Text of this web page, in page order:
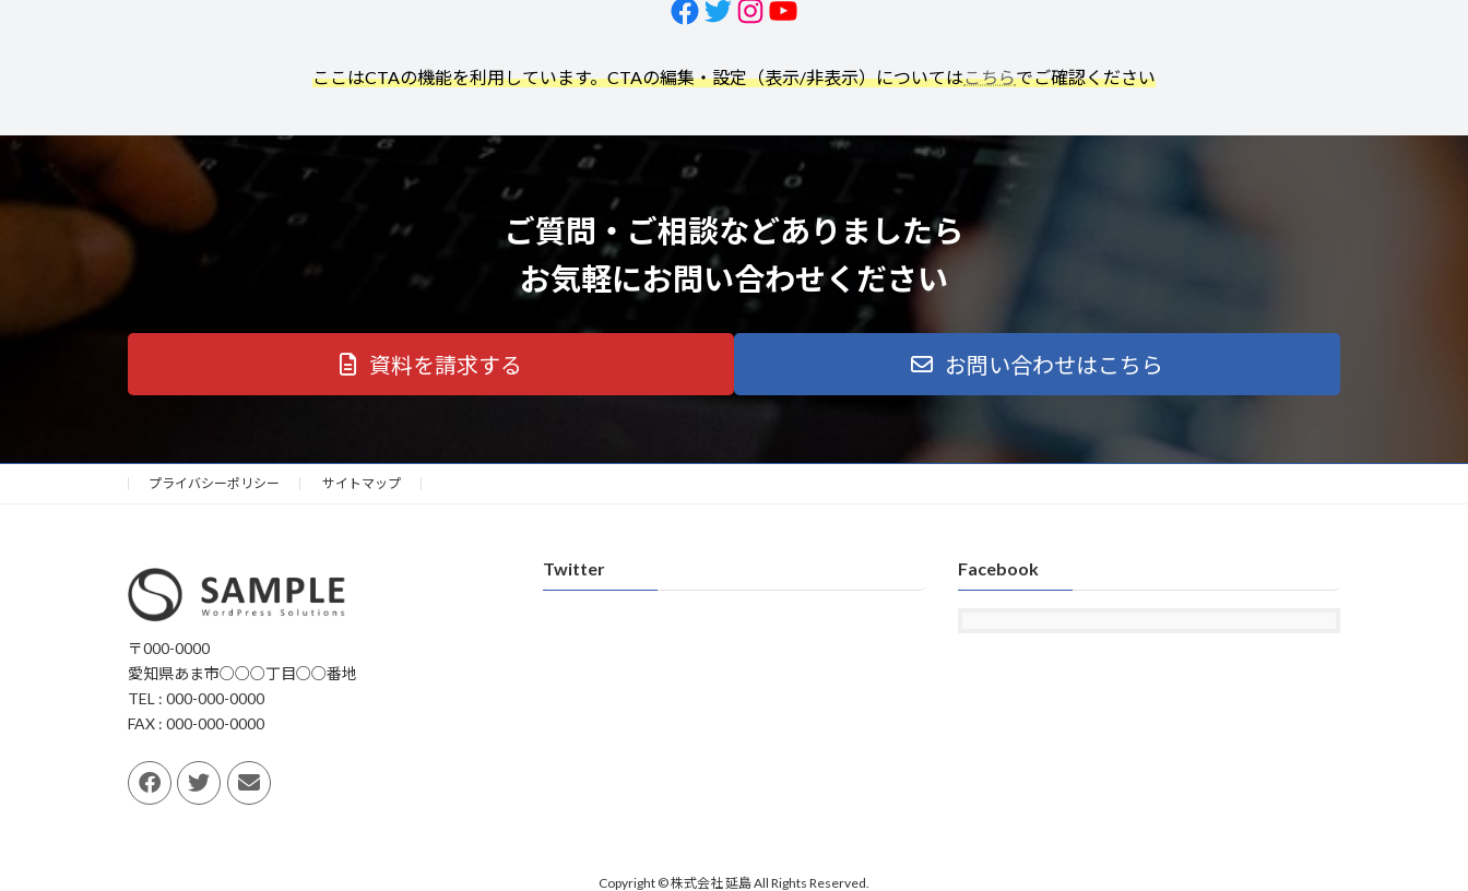
Facebook
Twitter
Instagram
YouTube
ここはCTAの機能を利用しています。CTAの編集・設定（表示/非表示）についてはこちらでご確認ください
ご質問・ご相談などありましたら
お気軽にお問い合わせください
資料を請求する お問い合わせはこちら
プライバシーポリシー サイトマップ
〒000-0000
愛知県あま市○○○丁目○○番地
TEL : 000-000-0000
FAX : 000-000-0000
Twitter Facebook
Copyright © 株式会社 延島 All Rights Reserved.